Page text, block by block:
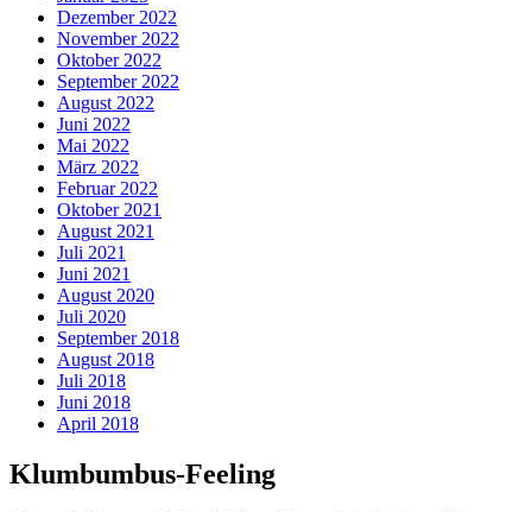
Dezember 2022
November 2022
Oktober 2022
September 2022
August 2022
Juni 2022
Mai 2022
März 2022
Februar 2022
Oktober 2021
August 2021
Juli 2021
Juni 2021
August 2020
Juli 2020
September 2018
August 2018
Juli 2018
Juni 2018
April 2018
Klumbumbus-Feeling